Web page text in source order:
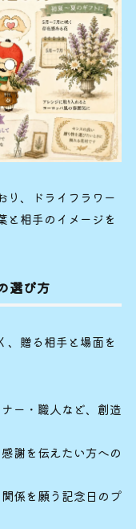
り、ドライフラワー
と相手のイメージを
選び方
、贈る相手と場面を
ー・職人など、創造
謝を伝えたい方への
係を願う記念日のプ